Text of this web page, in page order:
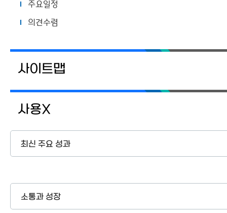
주요일정
의견수렴
사이트맵
사용X
최신 주요 성과
소통과 성장